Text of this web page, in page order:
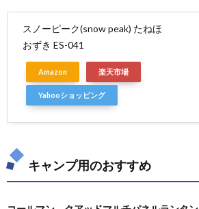
スノーピーク(snow peak) たねほ
おずき ES-041
Amazon 楽天市場
Yahooショッピング
キャンプ用のおすすめ